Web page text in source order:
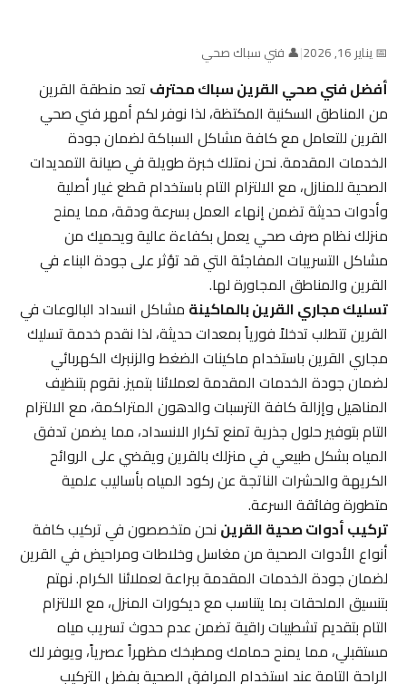
📅 يناير 16, 2026 |👤 فني سباك صحي
أفضل فني صحي القرين سباك محترفتعد منطقة القرين
من المناطق السكنية المكتظة، لذا نوفر لكم أمهر فني صحي
القرين للتعامل مع كافة مشاكل السباكة لضمان جودة
الخدمات المقدمة. نحن نمتلك خبرة طويلة في صيانة التمديدات
الصحية للمنازل، مع الالتزام التام باستخدام قطع غيار أصلية
وأدوات حديثة تضمن إنهاء العمل بسرعة ودقة، مما يمنح
منزلك نظام صرف صحي يعمل بكفاءة عالية ويحميك من
مشاكل التسريبات المفاجئة التي قد تؤثر على جودة البناء في
القرين والمناطق المجاورة لها.
تسليك مجاري القرين بالماكينةمشاكل انسداد البالوعات في
القرين تتطلب تدخلاً فورياً بمعدات حديثة، لذا نقدم خدمة تسليك
مجاري القرين باستخدام ماكينات الضغط والزنبرك الكهربائي
لضمان جودة الخدمات المقدمة لعملائنا بتميز. نقوم بتنظيف
المناهيل وإزالة كافة الترسبات والدهون المتراكمة، مع الالتزام
التام بتوفير حلول جذرية تمنع تكرار الانسداد، مما يضمن تدفق
المياه بشكل طبيعي في منزلك بالقرين ويقضي على الروائح
الكريهة والحشرات الناتجة عن ركود المياه بأساليب علمية
متطورة وفائقة السرعة.
تركيب أدوات صحية القريننحن متخصصون في تركيب كافة
أنواع الأدوات الصحية من مغاسل وخلاطات ومراحيض في القرين
لضمان جودة الخدمات المقدمة ببراعة لعملائنا الكرام. نهتم
بتنسيق الملحقات بما يتناسب مع ديكورات المنزل، مع الالتزام
التام بتقديم تشطيبات راقية تضمن عدم حدوث تسريب مياه
مستقبلي، مما يمنح حمامك ومطبخك مظهراً عصرياً، ويوفر لك
الراحة التامة عند استخدام المرافق الصحية بفضل التركيب